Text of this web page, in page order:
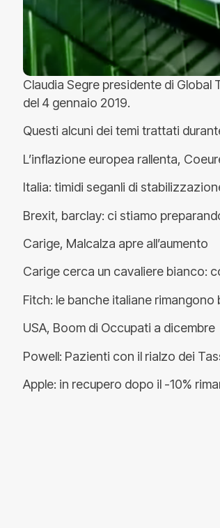
Claudia Segre presidente di
del 4 gennaio 2019.
Questi alcuni dei temi trattati
L’inflazione europea rallenta,
Italia: timidi seganli di
Brexit, barclay: ci stiamo
Carige, Malcalza apre all’aumento
Carige cerca un cavaliere bianco:
Fitch: le banche italiane
USA, Boom di Occupati a dicembre
Powell: Pazienti con il rialzo dei
Apple: in recupero dopo il -10%